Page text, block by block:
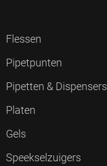
Flessen
Pipetpunten
Pipetten & Dispensers
Platen
Gels
Speekselzuigers